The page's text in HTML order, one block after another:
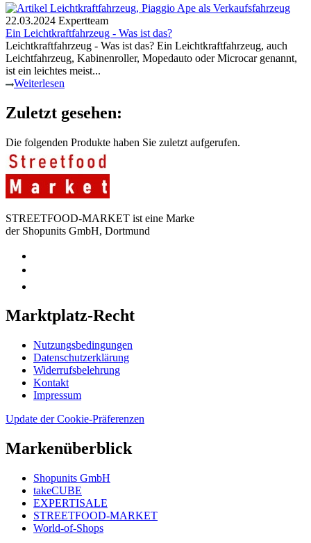
22.03.2024 Expertteam
Ein Leichtkraftfahrzeug - Was ist das?
Leichtkraftfahrzeug - Was ist das? Ein Leichtkraftfahrzeug, auch
Leichtfahrzeug, Kabinenroller, Mopedauto oder Microcar genannt,
ist ein leichtes meist...
Weiterlesen
Zuletzt gesehen:
Die folgenden Produkte haben Sie zuletzt aufgerufen.
STREETFOOD-MARKET ist eine Marke
der Shopunits GmbH, Dortmund
Marktplatz-Recht
Nutzungsbedingungen
Datenschutzerklärung
Widerrufsbelehrung
Kontakt
Impressum
Update der Cookie-Präferenzen
Markenüberblick
Shopunits GmbH
takeCUBE
EXPERTISALE
STREETFOOD-MARKET
World-of-Shops